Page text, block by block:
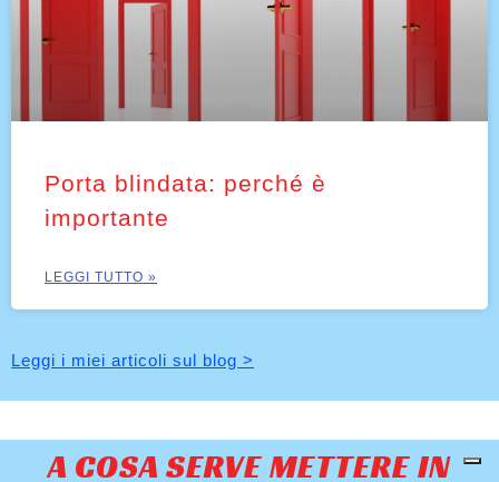
Porta blindata: perché è
importante
LEGGI TUTTO »
Leggi i miei articoli sul blog >
A COSA SERVE METTERE IN